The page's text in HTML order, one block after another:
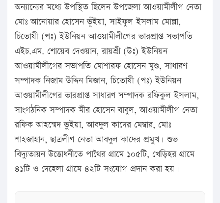
অন্যান্যের মধ্যে উপস্থিত ছিলেন উপজেলা আওয়ামীলীগ নেতা
মোঃ আনোয়ার হোসেন ভূঁইয়া, সাইফুল ইসলাম মোল্লা,
চিতোষী (পঃ) ইউনিয়ন আওয়ামীলীগের ভারপ্রাপ্ত সভাপতি
এইচ.এম. শোয়েব দেওয়ান, রায়শ্রী (উঃ) ইউনিয়ন
আওয়ামীলীগের সভাপতি মোশারফ হোসেন মুশু, সাধারণ
সম্পাদক নিজাম উদ্দিন মিজান, চিতোষী (পঃ) ইউনিয়ন
আওয়ামীলীগের ভারপ্রাপ্ত সাধারণ সম্পাদক রফিকুল ইসলাম,
সাংগঠনিক সম্পাদক মীর হোসেন বাবুল, আওয়ামীলীগ নেতা
রফিক আহম্মেদ ভুইয়া, আবদুল কাদের মেম্বার, মোঃ
শাহজাহান, ছাত্রলীগ নেতা আবদুল কাদের প্রমুখ। শুভ
বিদ্যুতায়ন উদ্ভোধনীতে পাথৈর গ্রামে ১০৫টি, খেড়িহর গ্রামে
৪১টি ও দেহেলা গ্রামে ৪২টি সংযোগ প্রদান করা হয়।